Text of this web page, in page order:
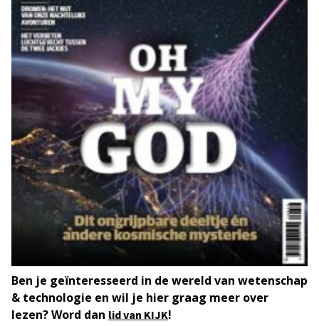
Ben je geïnteresseerd in de wereld van wetenschap
& technologie en wil je hier graag meer over
lezen? Word dan lid van KIJK!